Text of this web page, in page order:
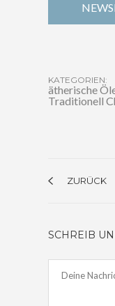
KATEGORIEN:
ätherische
Traditionell
ZURÜCK
SCHREIB